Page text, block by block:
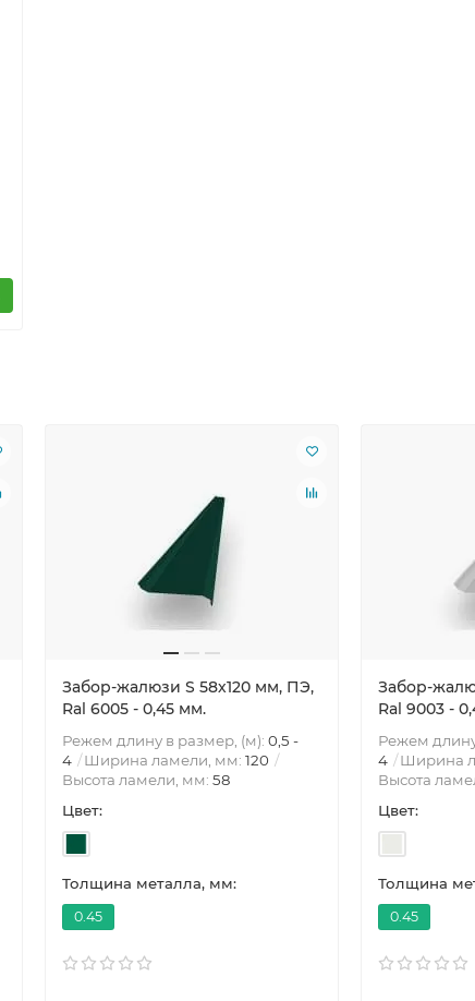
Забор-жалюзи S 58х120 мм, ПЭ,
Ral 6005 - 0,45 мм.
Режем длину в размер, (м): 0,5 -
4
Ширина ламели, мм: 120
Высота ламели, мм: 58
Цвет:
Толщина металла, мм:
0.45
Забор-
Ral 9003 -
Режем
4
Ширина
Высота
Цвет:
Толщина
0.45